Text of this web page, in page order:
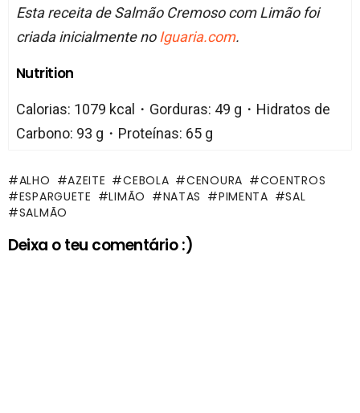
Esta receita de Salmão Cremoso com Limão foi
criada inicialmente noIguaria.com.
Nutrition
Calorias: 1079 kcal・Gorduras: 49 g・Hidratos de
Carbono: 93 g・Proteínas: 65 g
ALHO AZEITE CEBOLA CENOURA
COENTROS
ESPARGUETE
LIMÃO NATAS PIMENTA
SAL
SALMÃO
Deixa o teu comentário :)